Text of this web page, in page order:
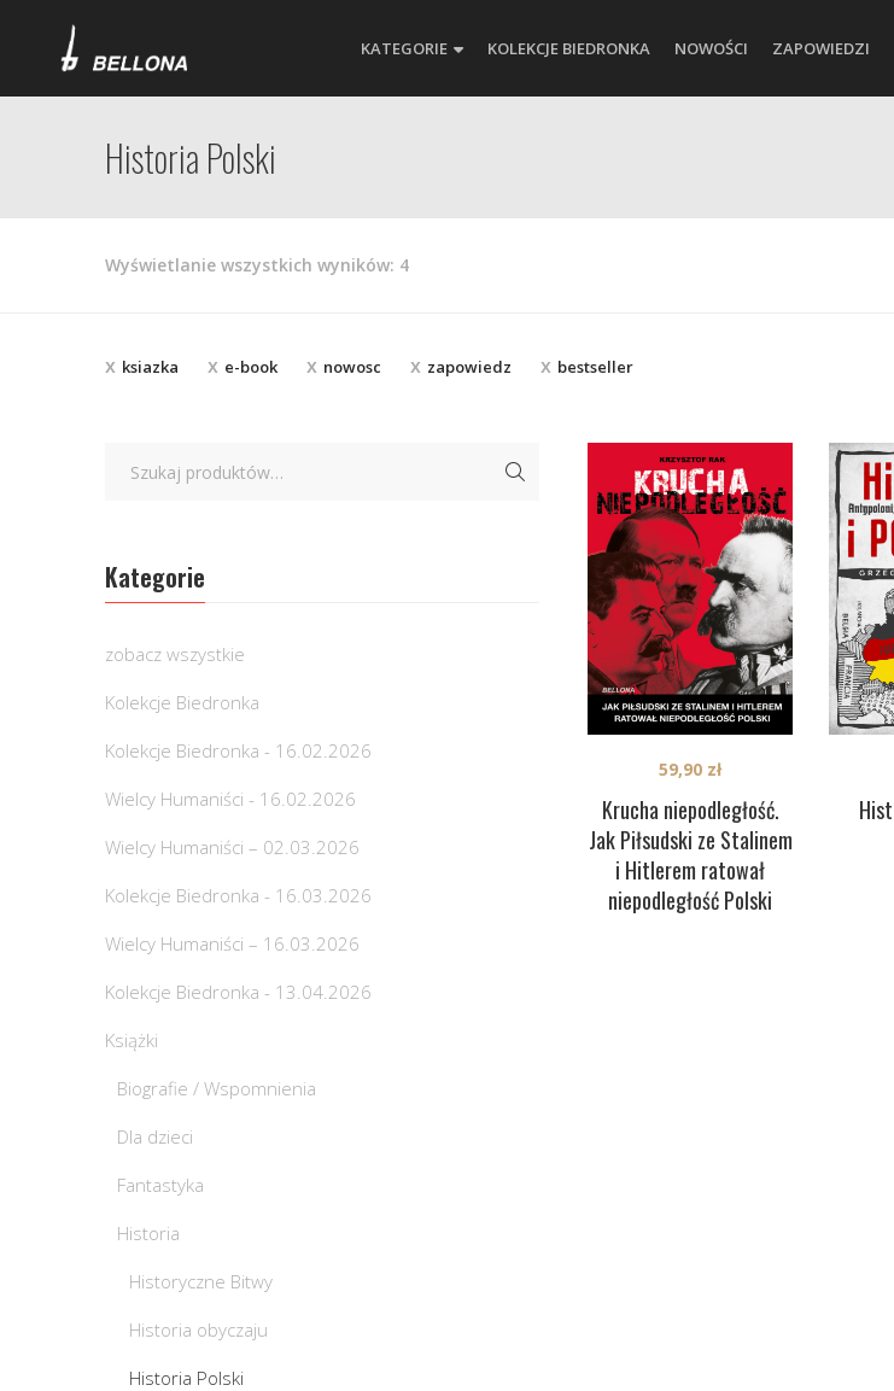
KATEGORIE KOLEKCJE BIEDRONKA NOWOŚCI ZAPOWIEDZI
Historia Polski
Wyświetlanie wszystkich wyników: 4Posortowane
ksiazka e-book nowosc zapowiedz bestseller
Krucha niepodległość.
Jak Piłsudski ze Stalinem
i Hitlerem ratował
niepodległość Polski
59,90 zł
Kategorie
zobacz wszystkie
Kolekcje Biedronka
Kolekcje Biedronka - 16.02.2026
Wielcy Humaniści - 16.02.2026
Wielcy Humaniści – 02.03.2026
Kolekcje Biedronka - 16.03.2026
Wielcy Humaniści – 16.03.2026
Kolekcje Biedronka - 13.04.2026
Książki
Biografie / Wspomnienia
Dla dzieci
Fantastyka
Historia
Historyczne Bitwy
Historia obyczaju
Historia Polski